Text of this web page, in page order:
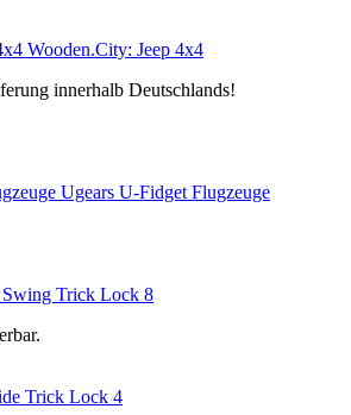
Wooden.City: Jeep 4x4
innerhalb Deutschlands!
Ugears U-Fidget Flugzeuge
Swing Trick Lock 8
Trick Lock 4